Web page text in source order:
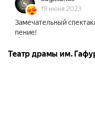
19 июня 2023
Замечательный
пение!
Театр драмы им.